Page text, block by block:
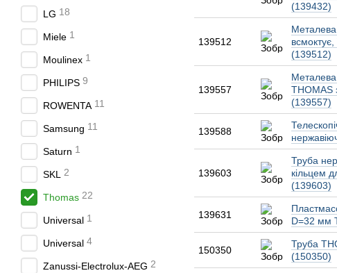
(139432)
139512
(139512)
139557
Металева
THOMAS
(139557)
139588
139603
Труба
кільцем
(139603)
139631
D=32 мм
150350
Труба
(150350)
LG 18
Miele 1
Moulinex 1
PHILIPS 9
ROWENTA 11
Samsung 11
Saturn 1
SKL 2
Thomas 22
Universal 1
Universal 4
Zanussi-Electrolux-AEG 2